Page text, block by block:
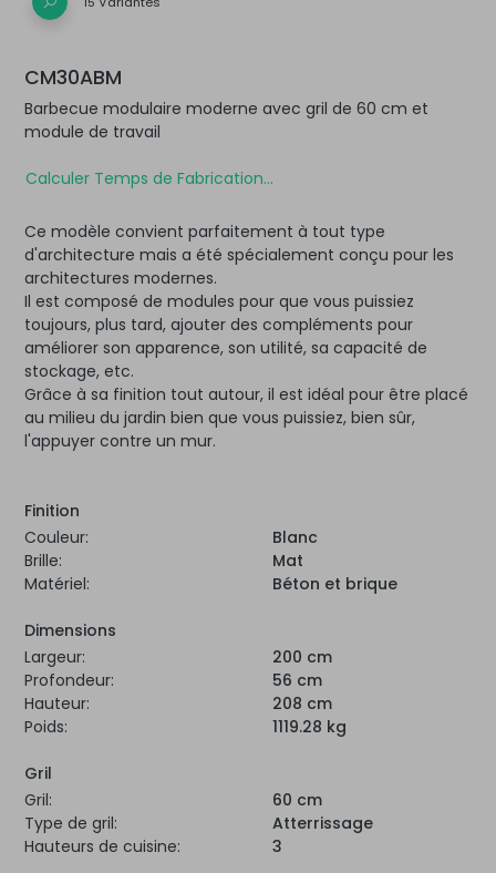
CM30ABM
Barbecue modulaire moderne avec gril de 60 cm et
module de travail
Calculer Temps de Fabrication...
Ce modèle convient parfaitement à tout type
d'architecture mais a été spécialement conçu pour les
architectures modernes.
Il est composé de modules pour que vous puissiez
toujours, plus tard, ajouter des compléments pour
améliorer son apparence, son utilité, sa capacité de
stockage, etc.
Grâce à sa finition tout autour, il est idéal pour être placé
au milieu du jardin bien que vous puissiez, bien sûr,
l'appuyer contre un mur.
Finition
Couleur:
Blanc
Brille:
Mat
Matériel:
Béton et brique
Dimensions
Largeur:
200 cm
Profondeur:
56 cm
Hauteur:
208 cm
Poids:
1119.28 kg
Gril
Gril:
60 cm
Type de gril:
Atterrissage
Hauteurs de cuisine:
3